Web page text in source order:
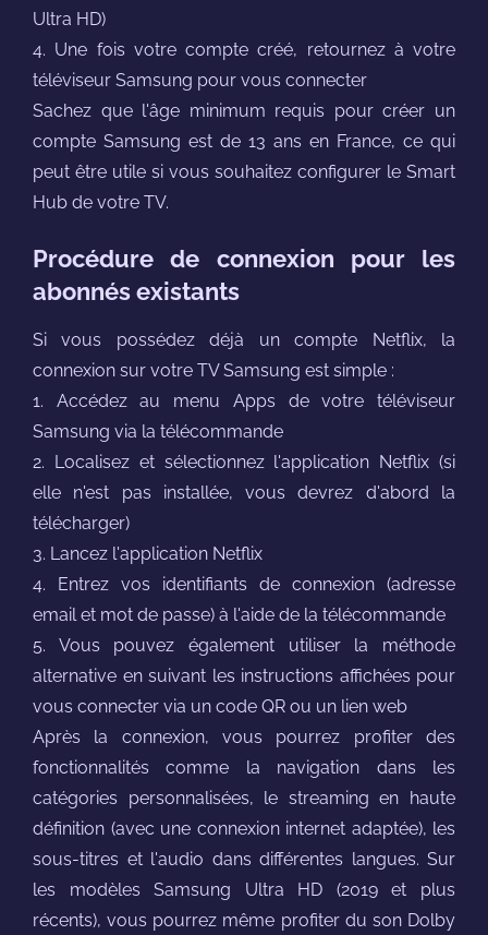
Ultra HD)
4. Une fois votre compte créé, retournez à votre
téléviseur Samsung pour vous connecter
Sachez que l'âge minimum requis pour créer un
compte Samsung est de 13 ans en France, ce qui
peut être utile si vous souhaitez configurer le Smart
Hub de votre TV.
Procédure de connexion pour les
abonnés existants
Si vous possédez déjà un compte Netflix, la
connexion sur votre TV Samsung est simple :
1. Accédez au menu Apps de votre téléviseur
Samsung via la télécommande
2. Localisez et sélectionnez l'application Netflix (si
elle n'est pas installée, vous devrez d'abord la
télécharger)
3. Lancez l'application Netflix
4. Entrez vos identifiants de connexion (adresse
email et mot de passe) à l'aide de la télécommande
5. Vous pouvez également utiliser la méthode
alternative en suivant les instructions affichées pour
vous connecter via un code QR ou un lien web
Après la connexion, vous pourrez profiter des
fonctionnalités comme la navigation dans les
catégories personnalisées, le streaming en haute
définition (avec une connexion internet adaptée), les
sous-titres et l'audio dans différentes langues. Sur
les modèles Samsung Ultra HD (2019 et plus
récents), vous pourrez même profiter du son Dolby